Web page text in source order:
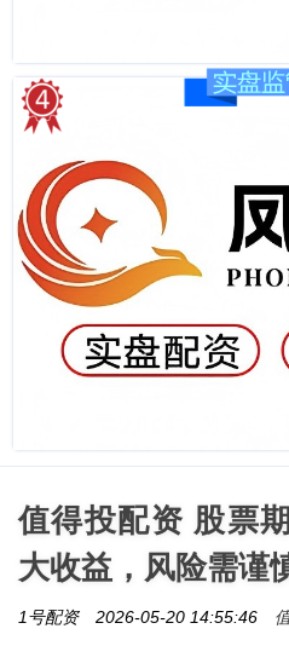
值得投配资 股票
大收益，风险需谨
1号配资 2026-05-20 14:55:46